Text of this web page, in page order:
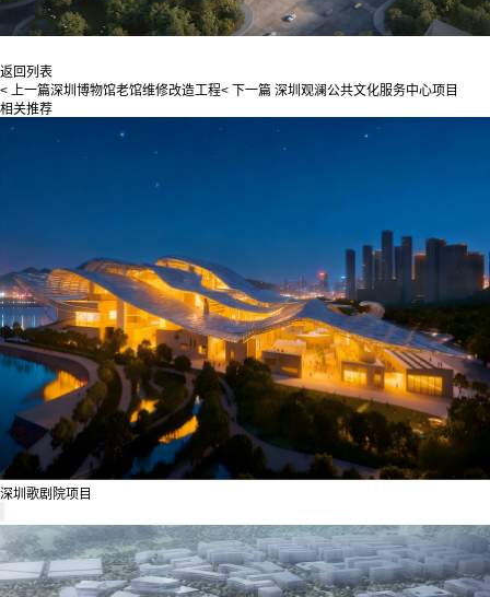
返回列表
< 上一篇深圳博物馆老馆维修改造工程< 下一篇 深圳观澜公共文化服务中心项目
相关推荐
深圳歌剧院项目